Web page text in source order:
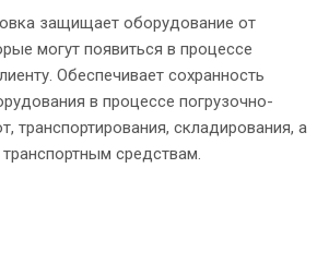
защищает оборудование от
могут появиться в процессе
Обеспечивает сохранность
в процессе погрузочно-
транспортирования, складирования, а
средствам.